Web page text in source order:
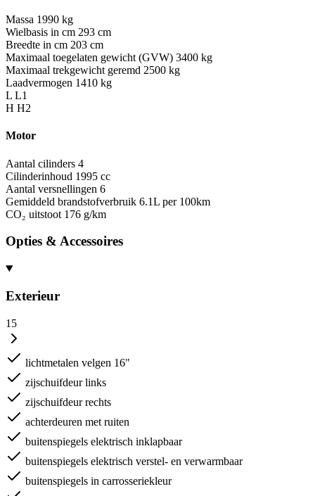
Massa 1990 kg
Wielbasis in cm 293 cm
Breedte in cm 203 cm
Maximaal toegelaten gewicht (GVW) 3400 kg
Maximaal trekgewicht geremd 2500 kg
Laadvermogen 1410 kg
L L1
H H2
Motor
Aantal cilinders 4
Cilinderinhoud 1995 cc
Aantal versnellingen 6
Gemiddeld brandstofverbruik 6.1L per 100km
CO₂ uitstoot 176 g/km
Opties & Accessoires
Exterieur
15
lichtmetalen velgen 16"
zijschuifdeur links
zijschuifdeur rechts
achterdeuren met ruiten
buitenspiegels elektrisch inklapbaar
buitenspiegels elektrisch verstel- en verwarmbaar
buitenspiegels in carrosseriekleur